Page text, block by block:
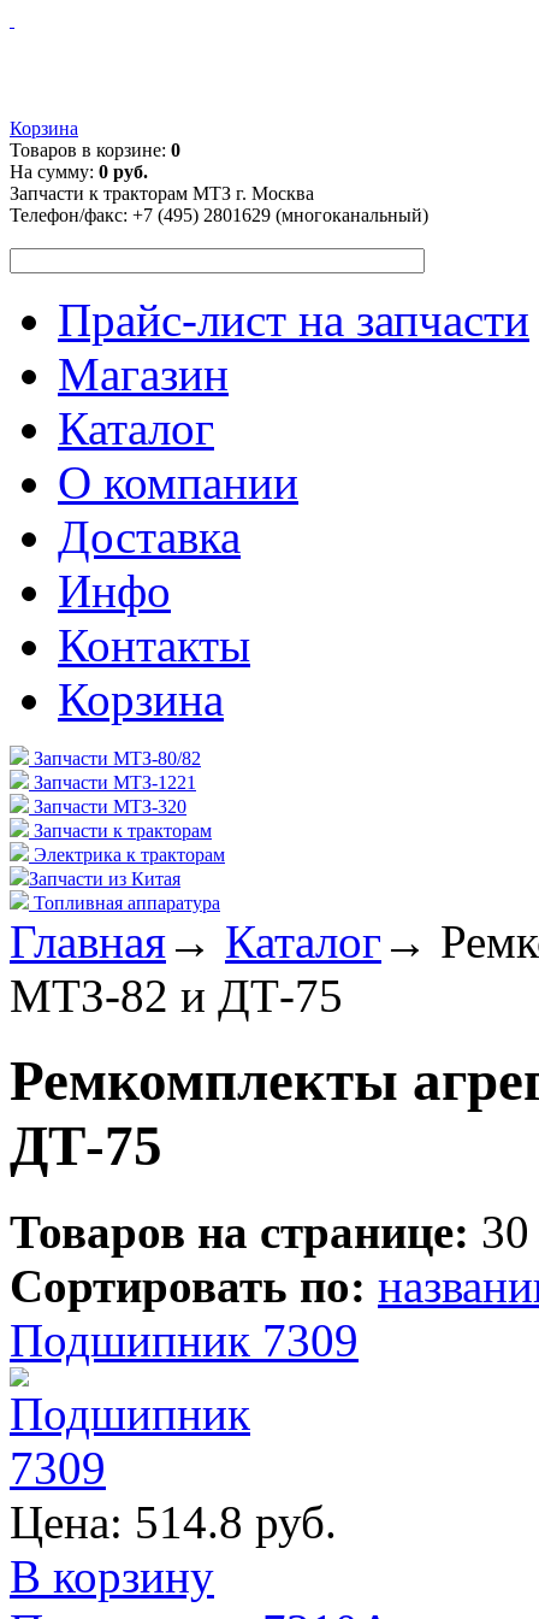
Корзина
Товаров в корзине: 0
На сумму: 0 руб.
Запчасти к тракторам МТЗ г. Москва
Телефон/факс: +7 (495) 2801629 (многоканальный)
Прайс-лист на запчасти
Магазин
Каталог
О компании
Доставка
Инфо
Контакты
Корзина
Запчасти МТЗ-80/82
Запчасти МТЗ-1221
Запчасти МТЗ-320
Запчасти к тракторам
Электрика к тракторам
Запчасти из Китая
Топливная аппаратура
Главная→ Каталог →
МТЗ-82 и ДТ-75
Ремкомплекты
ДТ-75
Товаров на странице: 30
Сортировать по:
Подшипник 7309
Цена: 514.8 руб.
В корзину